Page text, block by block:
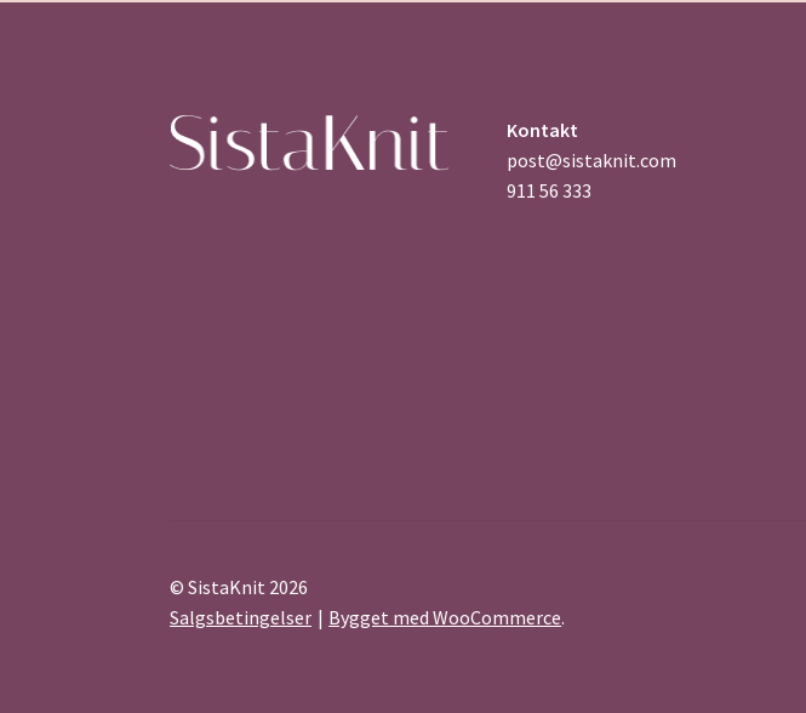
Kontakt
post@sistaknit.com
911 56 333
© SistaKnit 2026
Salgsbetingelser
Bygget med WooCommerce.